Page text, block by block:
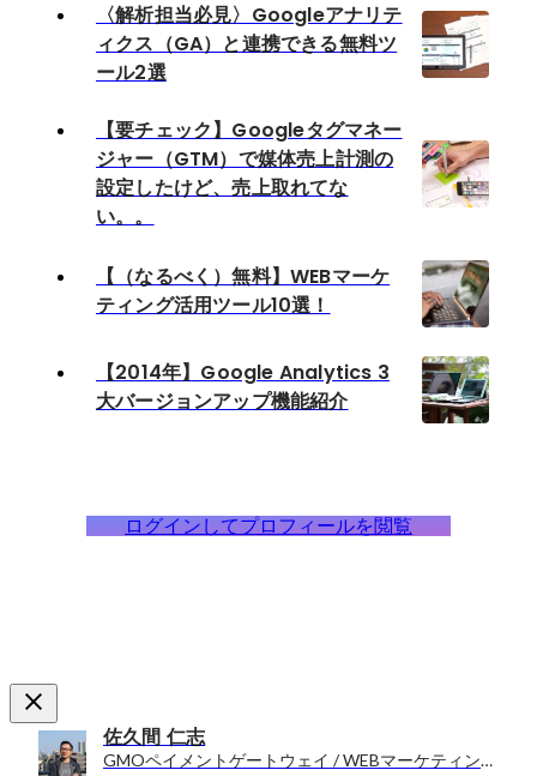
〈解析担当必見〉Googleアナリテ
ィクス（GA）と連携できる無料ツ
ール2選
【要チェック】Googleタグマネー
ジャー（GTM）で媒体売上計測の
設定したけど、売上取れてな
い。。
【（なるべく）無料】WEBマーケ
ティング活用ツール10選！
【2014年】Google Analytics 3
大バージョンアップ機能紹介
ログインしてプロフィールを閲覧
佐久間 仁志
GMOペイメントゲートウェイ / WEBマーケティング コンサルタント